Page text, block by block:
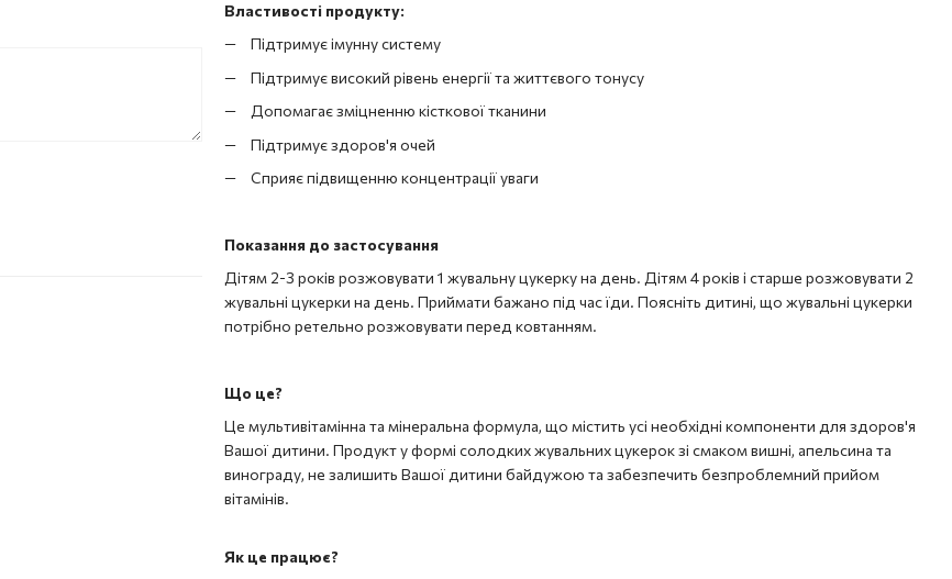
Властивості продукту:
Підтримує імунну систему
Підтримує високий рівень енергії та життєвого тонусу
Допомагає зміцненню кісткової тканини
Підтримує здоров'я очей
Сприяє підвищенню концентрації уваги
Показання до застосування
Дітям 2-3 років розжовувати 1 жувальну цукерку на день. Дітям 4 років і старше розжовувати 2
жувальні цукерки на день. Приймати бажано під час їди. Поясніть дитині, що жувальні цукерки
потрібно ретельно розжовувати перед ковтанням.
Що це?
Це мультивітамінна та мінеральна формула, що містить усі необхідні компоненти для здоров'я
Вашої дитини. Продукт у формі солодких жувальних цукерок зі смаком вишні, апельсина та
винограду, не залишить Вашої дитини байдужою та забезпечить безпроблемний прийом
вітамінів.
Як це працює?